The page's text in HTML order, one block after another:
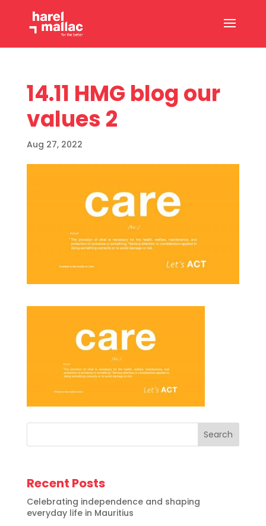
14.11 HMG blog our
values 2
Aug 27, 2022
Search
Recent Posts
Celebrating independence and shaping
everyday life in Mauritius